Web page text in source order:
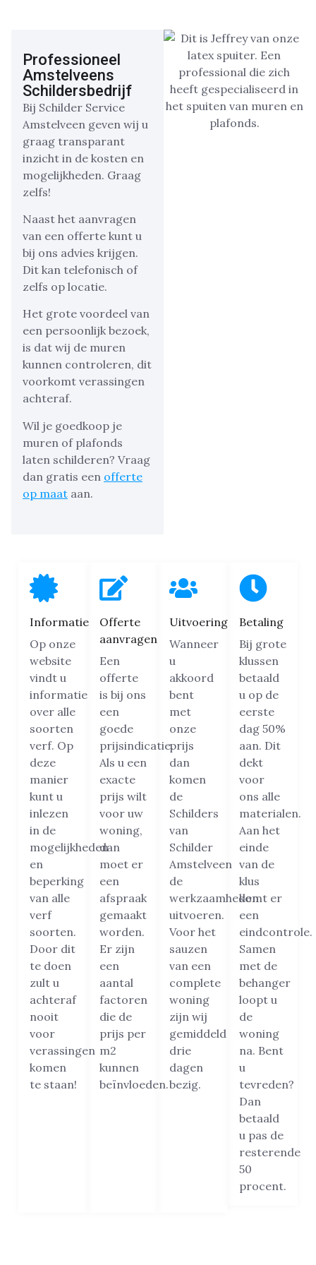
Professioneel
Amstelveens
Schildersbedrijf
Bij Schilder Service
Amstelveen geven wij u
graag transparant
inzicht in de kosten en
mogelijkheden. Graag
zelfs!
Naast het aanvragen
van een offerte kunt u
bij ons advies krijgen.
Dit kan telefonisch of
zelfs op locatie.
Het grote voordeel van
een persoonlijk bezoek,
is dat wij de muren
kunnen controleren, dit
voorkomt verassingen
achteraf.
Wil je goedkoop je
muren of plafonds
laten schilderen? Vraag
dan gratis een offerte
op maat aan.
Informatie
Op onze
website
vindt u
informatie
over alle
soorten
verf. Op
deze
manier
kunt u
inlezen
in de
mogelijkheden
en
beperking
van alle
verf
soorten.
Door dit
te doen
zult u
achteraf
nooit
voor
verassingen
komen
te staan!
Offerte
aanvragen
Een
offerte
is bij ons
een
goede
prijsindicatie.
Als u een
exacte
prijs wilt
voor uw
woning,
dan
moet er
een
afspraak
gemaakt
worden.
Er zijn
een
aantal
factoren
die de
prijs per
m2
kunnen
beïnvloeden.
Uitvoering
Wanneer
u
akkoord
bent
met
onze
prijs
dan
komen
de
Schilders
van
Schilder
Amstelveen
de
werkzaamheden
uitvoeren.
Voor het
sauzen
van een
complete
woning
zijn wij
gemiddeld
drie
dagen
bezig.
Betaling
Bij grote
klussen
betaald
u op de
eerste
dag 50%
aan. Dit
dekt
voor
ons alle
materialen.
Aan het
einde
van de
klus
komt er
een
eindcontrole.
Samen
met de
behanger
loopt u
de
woning
na. Bent
u
tevreden?
Dan
betaald
u pas de
resterende
50
procent.